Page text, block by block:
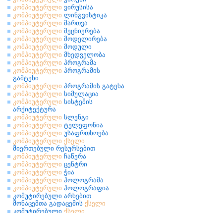
კომპიუტერული ვირუსისა
კომპიუტერული ლინგვისტიკა
კომპიუტერული მართვა
კომპიუტერული მეცნიერება
კომპიუტერული მოდელირება
კომპიუტერული მოდული
კომპიუტერული მხედველობა
კომპიუტერული პროგრამა
კომპიუტერული პროგრამის
გამტეხი
კომპიუტერული პროგრამის გატეხა
კომპიუტერული სიმულაცია
კომპიუტერული სისტემის
არქიტექტურა
კომპიუტერული სლენგი
კომპიუტერული ტელეფონია
კომპიუტერული უსაფრთხოება
კომპიუტერული ქსელი
მიერთებული რესურსებით
კომპიუტერული ჩაწერა
კომპიუტერული ცენტრი
კომპიუტერული ჭია
კომპიუტერული ჰოლოგრამა
კომპიუტერული ჰოლოგრაფია
კომუტირებული არხებით
მონაცემთა გადაცემის ქსელი
კომუტირებული ქსელი